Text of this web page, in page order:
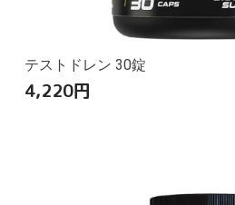
テストドレン 30錠
4,220円